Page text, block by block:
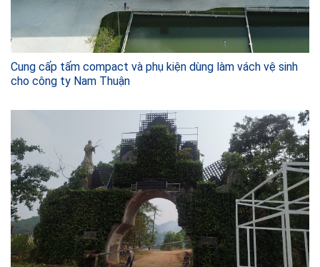
Cung cấp tấm compact và phụ kiện dùng làm vách vệ sinh
cho công ty Nam Thuận